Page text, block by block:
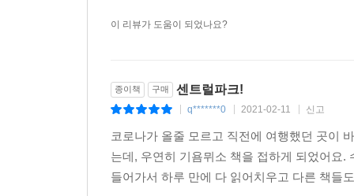
이 리뷰가 도움이 되었나요?
종이책 구매 센트럴파크!
q*******0 2021-02-11 신고
코로나가 올줄 모르고 직전에 여행했던 곳이
는데, 우연히 기욤뮈소 책을 접하게 되었어요
들어가서 하루 만에 다 읽어치우고 다른 책들